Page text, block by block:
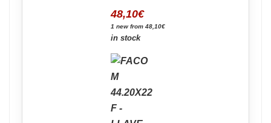
48,10€
1 new from 48,10€
in stock